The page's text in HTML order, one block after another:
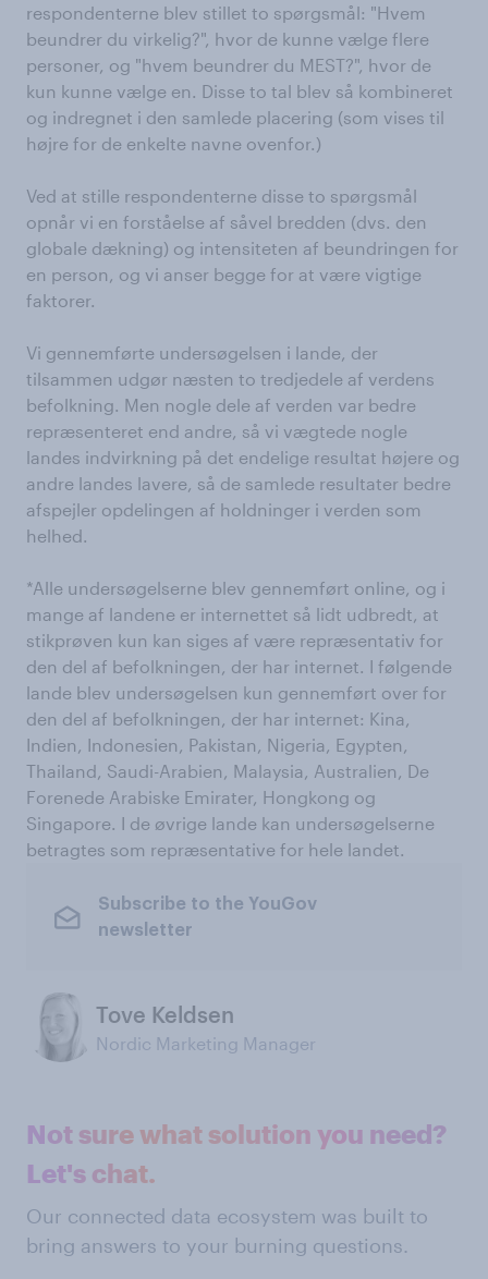
respondenterne blev stillet to spørgsmål: "Hvem
beundrer du virkelig?", hvor de kunne vælge flere
personer, og "hvem beundrer du MEST?", hvor de
kun kunne vælge en. Disse to tal blev så kombineret
og indregnet i den samlede placering (som vises til
højre for de enkelte navne ovenfor.)
Ved at stille respondenterne disse to spørgsmål
opnår vi en forståelse af såvel bredden (dvs. den
globale dækning) og intensiteten af beundringen for
en person, og vi anser begge for at være vigtige
faktorer.
Vi gennemførte undersøgelsen i lande, der
tilsammen udgør næsten to tredjedele af verdens
befolkning. Men nogle dele af verden var bedre
repræsenteret end andre, så vi vægtede nogle
landes indvirkning på det endelige resultat højere og
andre landes lavere, så de samlede resultater bedre
afspejler opdelingen af holdninger i verden som
helhed.
*Alle undersøgelserne blev gennemført online, og i
mange af landene er internettet så lidt udbredt, at
stikprøven kun kan siges af være repræsentativ for
den del af befolkningen, der har internet. I følgende
lande blev undersøgelsen kun gennemført over for
den del af befolkningen, der har internet: Kina,
Indien, Indonesien, Pakistan, Nigeria, Egypten,
Thailand, Saudi-Arabien, Malaysia, Australien, De
Forenede Arabiske Emirater, Hongkong og
Singapore. I de øvrige lande kan undersøgelserne
betragtes som repræsentative for hele landet.
Subscribe to the YouGov
newsletter
Tove Keldsen
Nordic Marketing Manager
Not sure what solution you need?
Let's chat.
Our connected data ecosystem was built to
bring answers to your burning questions.